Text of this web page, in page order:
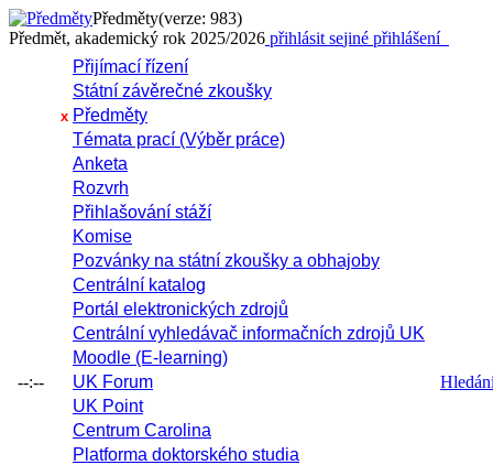
Předměty(verze: 983)
Předmět, akademický rok 2025/2026 přihlásit sejiné přihlášení
--:--
Přijímací řízení
Státní závěrečné zkoušky
x Předměty
Témata prací (Výběr práce)
Anketa
Rozvrh
Přihlašování stáží
Komise
Pozvánky na státní zkoušky a obhajoby
Centrální katalog
Portál elektronických zdrojů
Centrální vyhledávač informačních zdrojů UK
Moodle (E-learning)
UK Forum
UK Point
Centrum Carolina
Platforma doktorského studia